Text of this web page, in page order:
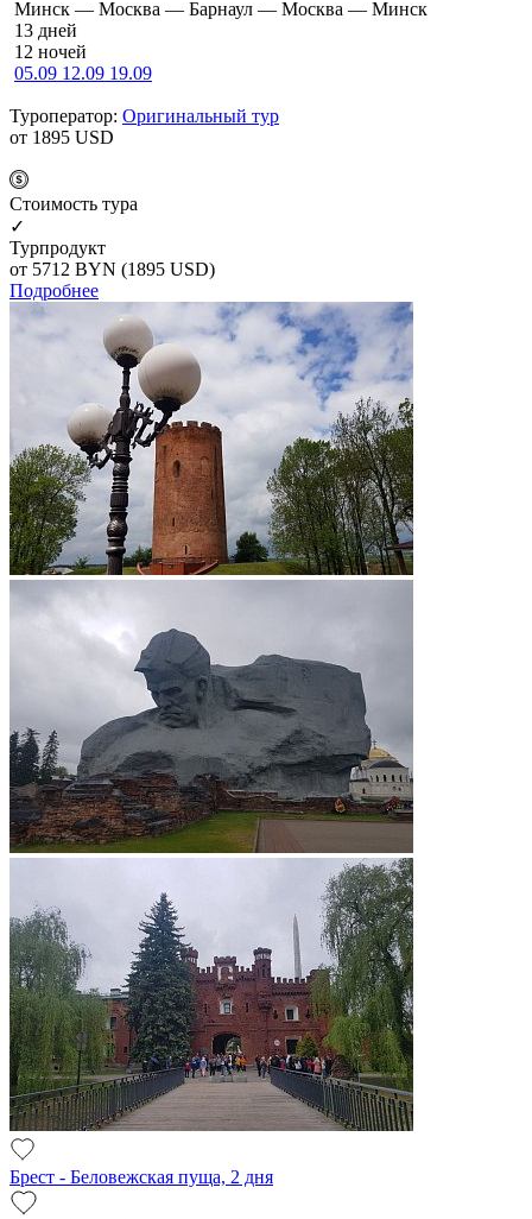
Минск — Москва — Барнаул — Москва — Минск
13 дней
12 ночей
05.09 12.09 19.09
Туроператор: Оригинальный тур
от 1895 USD
Cтоимость тура
✓
Турпродукт
от 5712 BYN (1895 USD)
Подробнее
Брест - Беловежская пуща, 2 дня